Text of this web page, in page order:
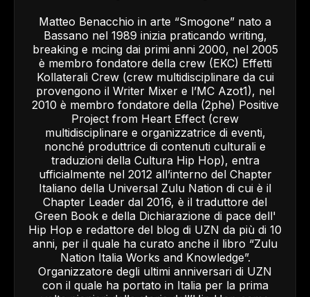
Matteo Benacchio in arte “Smogone” nato a
Bassano nel 1989 inizia praticando writing,
breaking e mcing dai primi anni 2000, nel 2005
è membro fondatore della crew (EKC) Effetti
Kollaterali Crew (crew multidisciplinare da cui
provengono il Writer Mixer e l’MC Azot1), nel
2010 è membro fondatore della (2phe) Positive
Project from Heart Effect (crew
multidisciplinare e organizzatrice di eventi,
nonché produttrice di contenuti culturali e
traduzioni della Cultura Hip Hop), entra
ufficialmente nel 2012 all’interno del Chapter
Italiano della Universal Zulu Nation di cui è il
Chapter Leader dal 2016, è il traduttore del
Green Book e della Dichiarazione di pace dell'
Hip Hop e redattore del blog di UZN da più di 10
anni, per il quale ha curato anche il libro “Zulu
Nation Italia Works and Knowledge”.
Organizzatore degli ultimi anniversari di UZN
con il quale ha portato in Italia per la prima